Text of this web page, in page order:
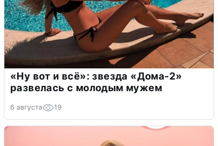
«Ну вот и всё»: звезда «Дома-2»
развелась с молодым мужем
6 августа 19